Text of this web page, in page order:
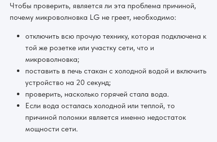
Чтобы проверить, является ли эта проблема причиной,
почему микроволновка LG не греет, необходимо:
отключить всю прочую технику, которая подключена к
той же розетке или участку сети, что и
микроволновка;
поставить в печь стакан с холодной водой и включить
устройство на 20 секунд;
проверить, насколько горячей стала вода.
Если вода осталась холодной или теплой, то
причиной поломки является именно недостаток
мощности сети.